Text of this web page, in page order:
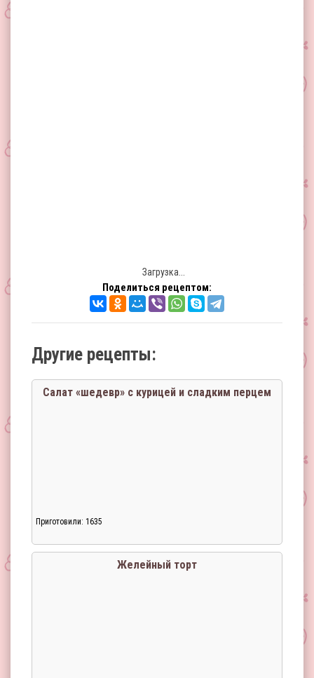
Загрузка...
Поделиться рецептом:
Другие рецепты:
Салат «шедевр» с курицей и сладким перцем
Приготовили: 1635
Желейный торт